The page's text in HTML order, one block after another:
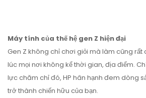
Máy tính của thế hệ gen Z hiện đại
Gen Z không chỉ chơi giỏi mà làm cũng rất
lúc mọi nơi không kể thời gian, địa điểm.
lực chăm chỉ đó, HP hân hạnh đem dòng
trở thành chiến hữu của bạn.